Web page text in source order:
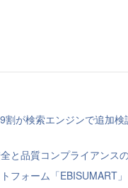
割が検索エンジンで追加検
と品質コンプライアンス
フォーム「EBISUMART